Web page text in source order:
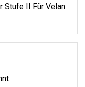
Stufe II Für Velan